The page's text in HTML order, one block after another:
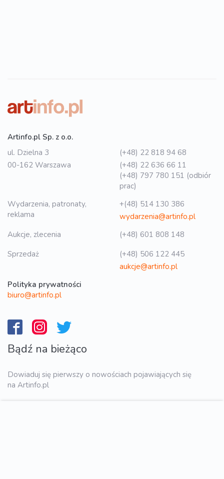
Artinfo.pl Sp. z o.o.
ul. Dzielna 3
00-162 Warszawa
(+48) 22 818 94 68
(+48) 22 636 66 11
(+48) 797 780 151 (odbiór
prac)
Wydarzenia, patronaty,
reklama
+(48) 514 130 386
wydarzenia@artinfo.pl
Aukcje, zlecenia
(+48) 601 808 148
Sprzedaż
(+48) 506 122 445
aukcje@artinfo.pl
Polityka prywatności
biuro@artinfo.pl
Bądź na bieżąco
Dowiaduj się pierwszy o nowościach pojawiających się
na Artinfo.pl